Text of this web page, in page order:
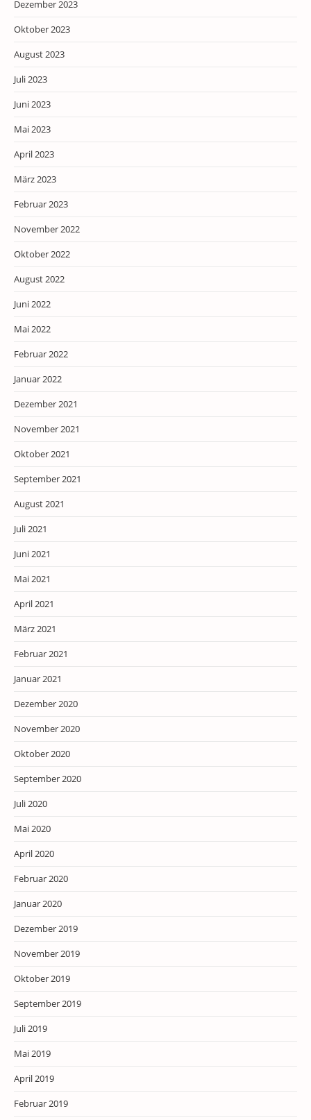
Dezember 2023
Oktober 2023
August 2023
Juli 2023
Juni 2023
Mai 2023
April 2023
März 2023
Februar 2023
November 2022
Oktober 2022
August 2022
Juni 2022
Mai 2022
Februar 2022
Januar 2022
Dezember 2021
November 2021
Oktober 2021
September 2021
August 2021
Juli 2021
Juni 2021
Mai 2021
April 2021
März 2021
Februar 2021
Januar 2021
Dezember 2020
November 2020
Oktober 2020
September 2020
Juli 2020
Mai 2020
April 2020
Februar 2020
Januar 2020
Dezember 2019
November 2019
Oktober 2019
September 2019
Juli 2019
Mai 2019
April 2019
Februar 2019